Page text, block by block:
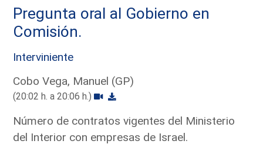
Pregunta oral al Gobierno en
Comisión.
Interviniente
Cobo Vega, Manuel (GP)
(20:02 h. a 20:06 h.)
Número de contratos vigentes del Ministerio
del Interior con empresas de Israel.